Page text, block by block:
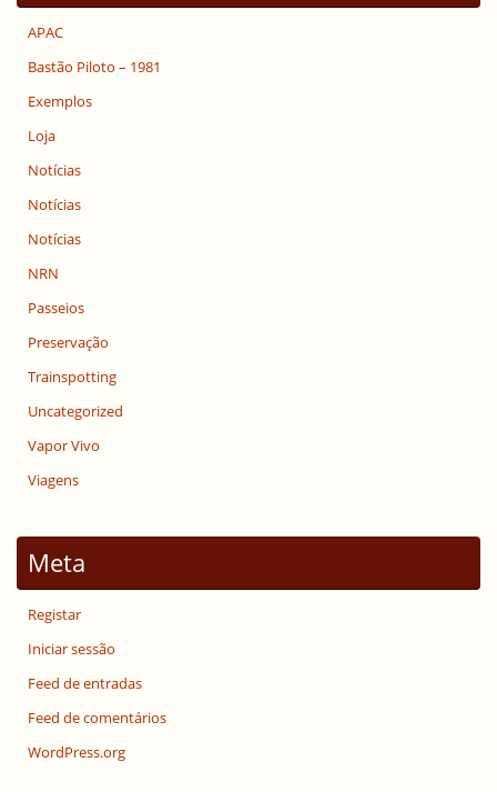
APAC
Bastão Piloto – 1981
Exemplos
Loja
Notícias
Notícias
Notícias
NRN
Passeios
Preservação
Trainspotting
Uncategorized
Vapor Vivo
Viagens
Meta
Registar
Iniciar sessão
Feed de entradas
Feed de comentários
WordPress.org